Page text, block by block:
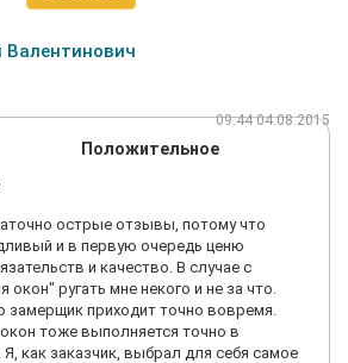
09:44 04.08.2015
Положительное
острые отзывы, потому что
и в первую очередь ценю
и качество. В случае с
окон" ругать мне некого и не за что.
замерщик приходит точно вовремя.
тоже выполняется точно в
как заказчик, выбрал для себя самое